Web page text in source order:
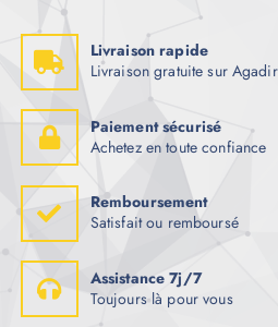
Livraison rapide
Livraison gratuite sur Agadir
Paiement sécurisé
Achetez en toute confiance
Remboursement
Satisfait ou remboursé
Assistance 7j/7
Toujours là pour vous